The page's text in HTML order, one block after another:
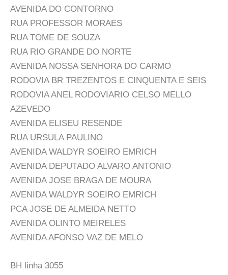
AVENIDA DO CONTORNO
RUA PROFESSOR MORAES
RUA TOME DE SOUZA
RUA RIO GRANDE DO NORTE
AVENIDA NOSSA SENHORA DO CARMO
RODOVIA BR TREZENTOS E CINQUENTA E SEIS
RODOVIA ANEL RODOVIARIO CELSO MELLO
AZEVEDO
AVENIDA ELISEU RESENDE
RUA URSULA PAULINO
AVENIDA WALDYR SOEIRO EMRICH
AVENIDA DEPUTADO ALVARO ANTONIO
AVENIDA JOSE BRAGA DE MOURA
AVENIDA WALDYR SOEIRO EMRICH
PCA JOSE DE ALMEIDA NETTO
AVENIDA OLINTO MEIRELES
AVENIDA AFONSO VAZ DE MELO
BH linha 3055